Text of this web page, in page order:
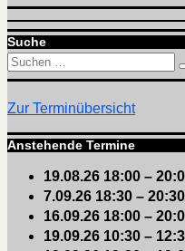
Suche
Suchen
nach:
Zur Terminübersicht
Anstehende Termine
19.08.26 18:00 –
7.09.26 18:30 – 20:30
16.09.26 18:00 –
19.09.26 10:30 –